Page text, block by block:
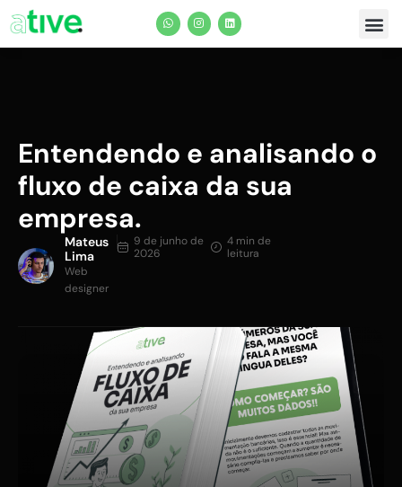
Entendendo e analisando o
fluxo de caixa da sua
empresa.
Mateus
Lima
Web
designer
9 de junho de
2026
4 min de
leitura